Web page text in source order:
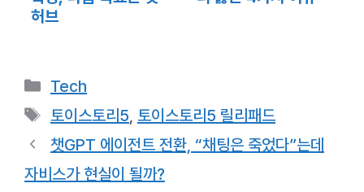
허브
카
테
리
Tech
태
그
토이스토리5 토이스토리5 릴리패드
챗GPT 에이전트 전환, “채팅은 죽었다”는데
자비스가 현실이 될까?